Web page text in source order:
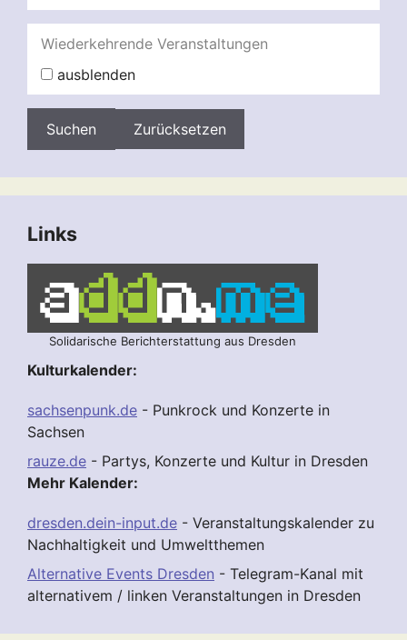
Wiederkehrende Veranstaltungen
ausblenden
Zurücksetzen
Links
Solidarische Berichterstattung aus Dresden
Kulturkalender:
sachsenpunk.de - Punkrock und Konzerte in
Sachsen
rauze.de - Partys, Konzerte und Kultur in Dresden
Mehr Kalender:
dresden.dein-input.de - Veranstaltungskalender zu
Nachhaltigkeit und Umweltthemen
Alternative Events Dresden - Telegram-Kanal mit
alternativem / linken Veranstaltungen in Dresden